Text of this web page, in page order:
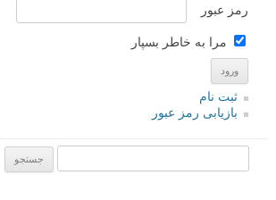
رمز عبور
مرا به خاطر بسپار
ثبت نام
بازیابی رمز عبور